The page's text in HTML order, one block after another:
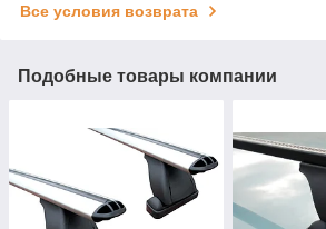
Все условия возврата
Подобные товары компании